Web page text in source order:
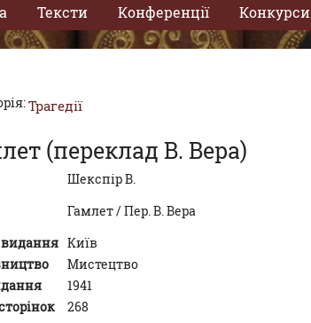
Тексти Конференції Конкурси
Трагедії
(переклад В. Вера)
Шекспір В.
Гамлет / Пер. В. Вера
видання Київ
Мистецтво
1941
268